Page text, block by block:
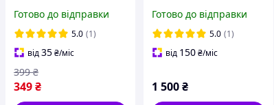
кума і куми
Готово до відправки
5.0 (1)
від35₴/міс
349₴
399 ₴
КУМУШКА №1 и
КУМЧИК №1
Готово до відправки
5.0 (1)
від 150₴/міс
1 500₴